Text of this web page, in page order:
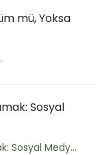
mü, Yoksa
Sosyal
Sosyal Medy...